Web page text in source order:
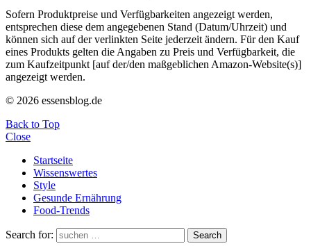
Sofern Produktpreise und Verfügbarkeiten angezeigt werden,
entsprechen diese dem angegebenen Stand (Datum/Uhrzeit) und
können sich auf der verlinkten Seite jederzeit ändern. Für den Kauf
eines Produkts gelten die Angaben zu Preis und Verfügbarkeit, die
zum Kaufzeitpunkt [auf der/den maßgeblichen Amazon-Website(s)]
angezeigt werden.
© 2026 essensblog.de
Back to Top
Close
Startseite
Wissenswertes
Style
Gesunde Ernährung
Food-Trends
Search for: Search